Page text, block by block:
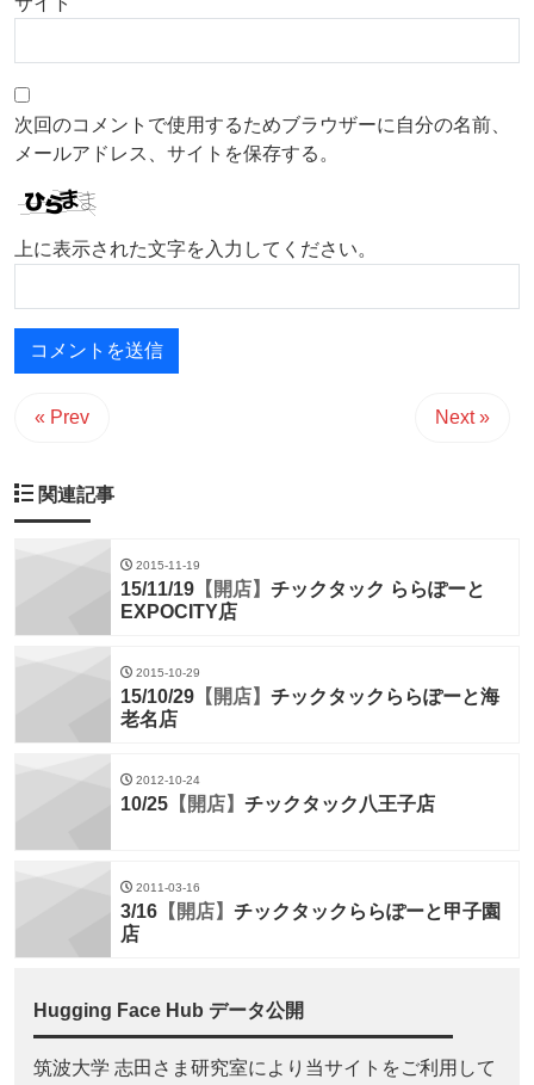
次回のコメントで使用するためブラウザーに自分の名前、
メールアドレス、サイトを保存する。
上に表示された文字を入力してください。
« Prev Next »
関連記事
2015-11-19
15/11/19 【開店】 チックタック ららぽーと
EXPOCITY店
2015-10-29
15/10/29 【開店】 チックタックららぽーと海
老名店
2012-10-24
10/25 【開店】 チックタック八王子店
2011-03-16
3/16 【開店】 チックタックららぽーと甲子園
店
Hugging Face Hub データ公開
筑波大学 志田さま研究室により当サイトをご利用して